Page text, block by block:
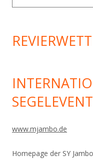
www.mjambo.de
Homepage der SY